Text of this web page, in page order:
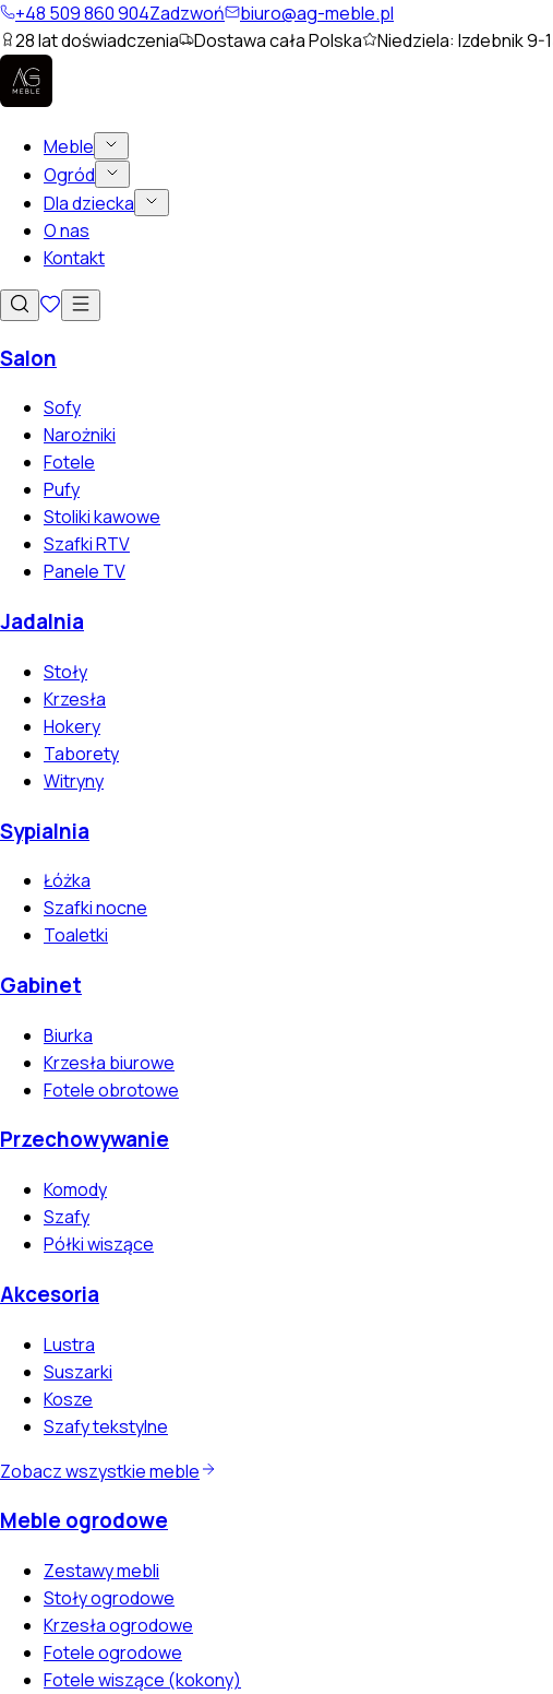
+48 509 860 904Zadzwoń
biuro@ag-meble.pl
28lat doświadczenia Dostawa cała Polska Niedziela: Izdebnik 9-
Meble
Ogród
Dla dziecka
O nas
Kontakt
Salon
Sofy
Narożniki
Fotele
Pufy
Stoliki kawowe
Szafki RTV
Panele TV
Jadalnia
Stoły
Krzesła
Hokery
Taborety
Witryny
Sypialnia
Łóżka
Szafki nocne
Toaletki
Gabinet
Biurka
Krzesła biurowe
Fotele obrotowe
Przechowywanie
Komody
Szafy
Półki wiszące
Akcesoria
Lustra
Suszarki
Kosze
Szafy tekstylne
Zobacz wszystkie meble
Meble ogrodowe
Zestawy mebli
Stoły ogrodowe
Krzesła ogrodowe
Fotele ogrodowe
Fotele wiszące (kokony)